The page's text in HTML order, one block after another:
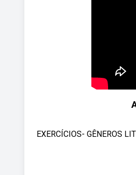
EXERCÍCIOS- GÊNEROS